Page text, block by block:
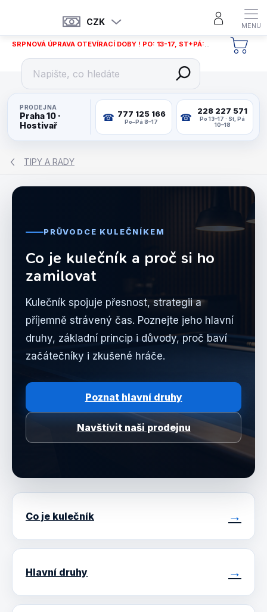
CZK
SRPNOVÁ ÚPRAVA OTEVÍRACÍ DOBY ! PO: 13-17, ST+PÁ: 12-18
PRODEJNA
Praha 10 ·
Hostivař
777 125 166
Po–Pá 8–17
228 227 571
Po 13–17 · St, Pá
10–18
TIPY A RADY
PRŮVODCE KULEČNÍKEM
Co je kulečník a proč si ho
zamilovat
Kulečník spojuje přesnost, strategii a
příjemně strávený čas. Poznejte jeho hlavní
druhy, základní princip i důvody, proč baví
začátečníky i zkušené hráče.
Poznat hlavní druhy
Navštívit naši prodejnu
Co je kulečník
Hlavní druhy